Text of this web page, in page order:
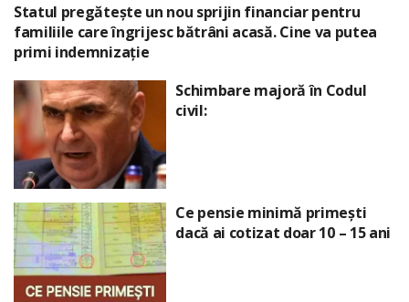
Statul pregătește un nou sprijin financiar pentru
familiile care îngrijesc bătrâni acasă. Cine va putea
primi indemnizație
Schimbare majoră în Codul
civil:
Ce pensie minimă primești
dacă ai cotizat doar 10 – 15 ani